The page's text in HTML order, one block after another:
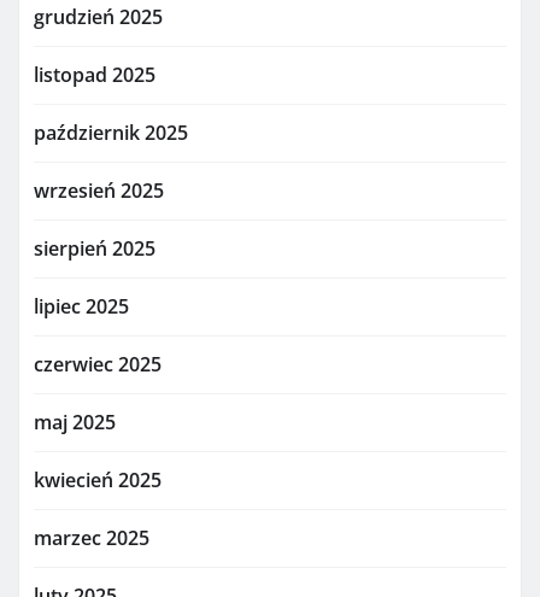
grudzień 2025
listopad 2025
październik 2025
wrzesień 2025
sierpień 2025
lipiec 2025
czerwiec 2025
maj 2025
kwiecień 2025
marzec 2025